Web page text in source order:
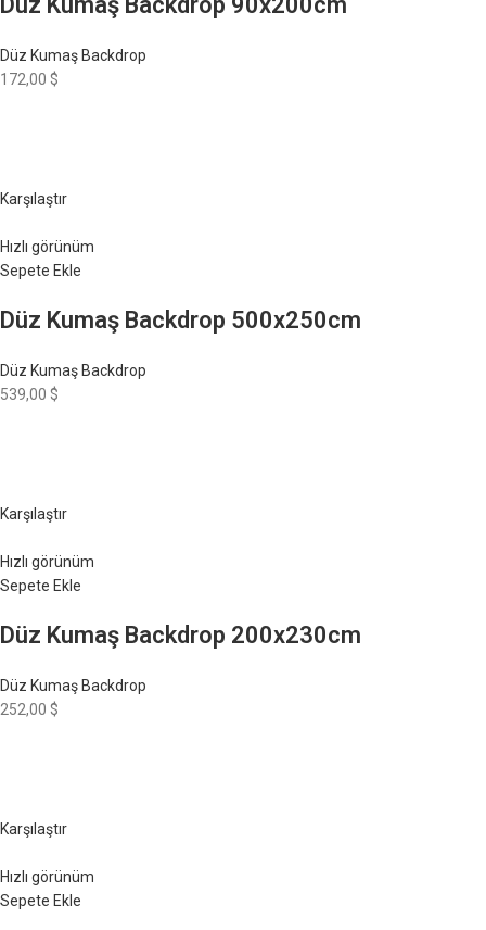
Düz Kumaş Backdrop
172,00 $
Karşılaştır
Hızlı görünüm
Sepete Ekle
Düz Kumaş Backdrop 500x250cm
Düz Kumaş Backdrop
539,00 $
Karşılaştır
Hızlı görünüm
Sepete Ekle
Düz Kumaş Backdrop 200x230cm
Düz Kumaş Backdrop
252,00 $
Karşılaştır
Hızlı görünüm
Sepete Ekle